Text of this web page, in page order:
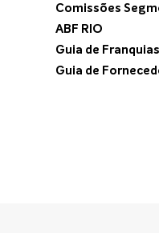
Comissões
ABF RIO
Guia de
Guia de